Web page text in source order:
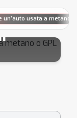
usata a metano